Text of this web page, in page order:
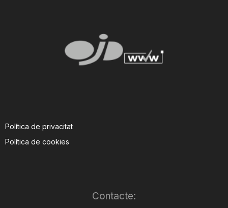
Política de privacitat
Política de cookies
Contacte: